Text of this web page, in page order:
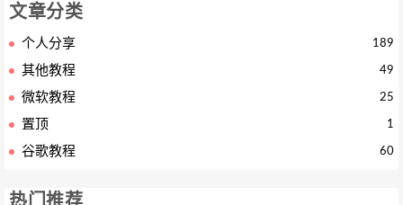
文章分类
个人分享 189
其他教程 49
微软教程 25
置顶 1
谷歌教程 60
热门推荐